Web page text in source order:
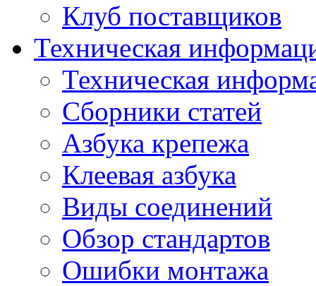
Клуб поставщиков
Техническая
Техническая
Сборники статей
Азбука крепежа
Клеевая азбука
Виды соединений
Обзор стандартов
Ошибки монтажа